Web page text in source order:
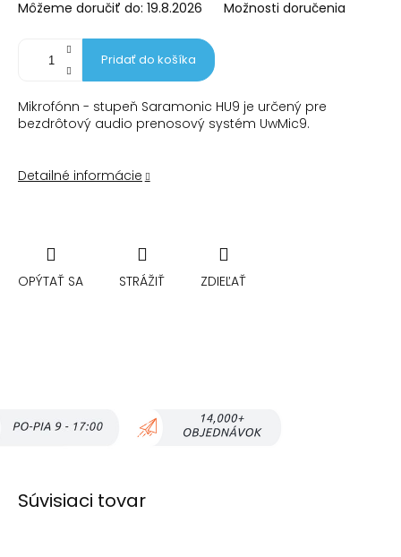
Môžeme doručiť do: 19.8.2026 Možnosti doručenia
Pridať do košíka
Mikrofónn - stupeň Saramonic HU9 je určený pre
bezdrôtový audio prenosový systém UwMic9.
Detailné informácie
OPÝTAŤ SA STRÁŽIŤ ZDIEĽAŤ
Súvisiaci tovar